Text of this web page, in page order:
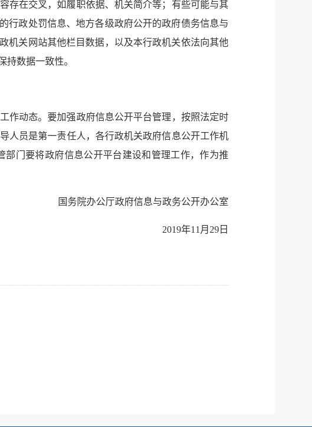
存在交叉，如履职依据、机关简介等；有些可能与其
行政处罚信息、地方各级政府公开的政府债务信息与
机关网站其他栏目数据，以及本行政机关依法向其他
数据一致性。
作动态。要加强政府信息公开平台管理，按照法定时
人员是第一责任人，各行政机关政府信息公开工作机
门要将政府信息公开平台建设和管理工作，作为推
国务院办公厅政府信息与政务公开办公室
2019年11月29日